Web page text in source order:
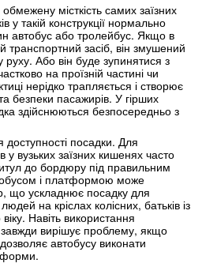
місткість самих заїзних
у такій конструкції нормально
автобус або тролейбус. Якщо в
засіб, він змушений
Або він буде зупинятися з
на проїзній частині чи
нерідко трапляється і створює
безпеки пасажирів. У гірших
здійснюються безпосередньо з
посадки. Для
у вузьких заїзних кишенях часто
до бордюру під правильним
і платформою може
що ускладнює посадку для
на кріслах колісних, батьків із
Навіть використання
вирішує проблему, якщо
автобусу виконати